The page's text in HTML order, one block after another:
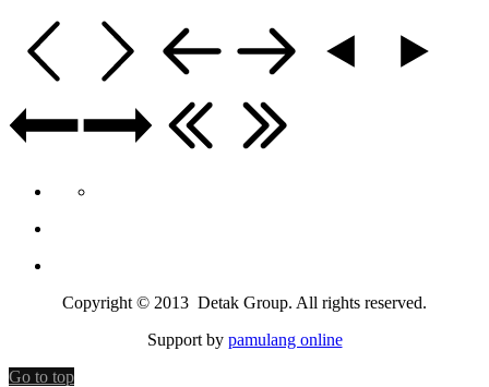
Copyright © 2013 Detak Group. All rights reserved.
Support by pamulang online
Go to top